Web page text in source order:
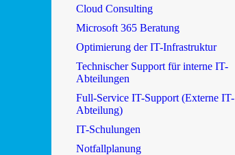
Cloud Consulting
Microsoft 365 Beratung
Optimierung der IT-Infrastruktur
Technischer Support für interne IT-
Abteilungen
Full-Service IT-Support (Externe IT-
Abteilung)
IT-Schulungen
Notfallplanung